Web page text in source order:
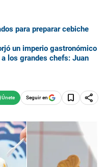
para preparar cebiche
un imperio gastronómico
los grandes chefs: Juan
Seguir en